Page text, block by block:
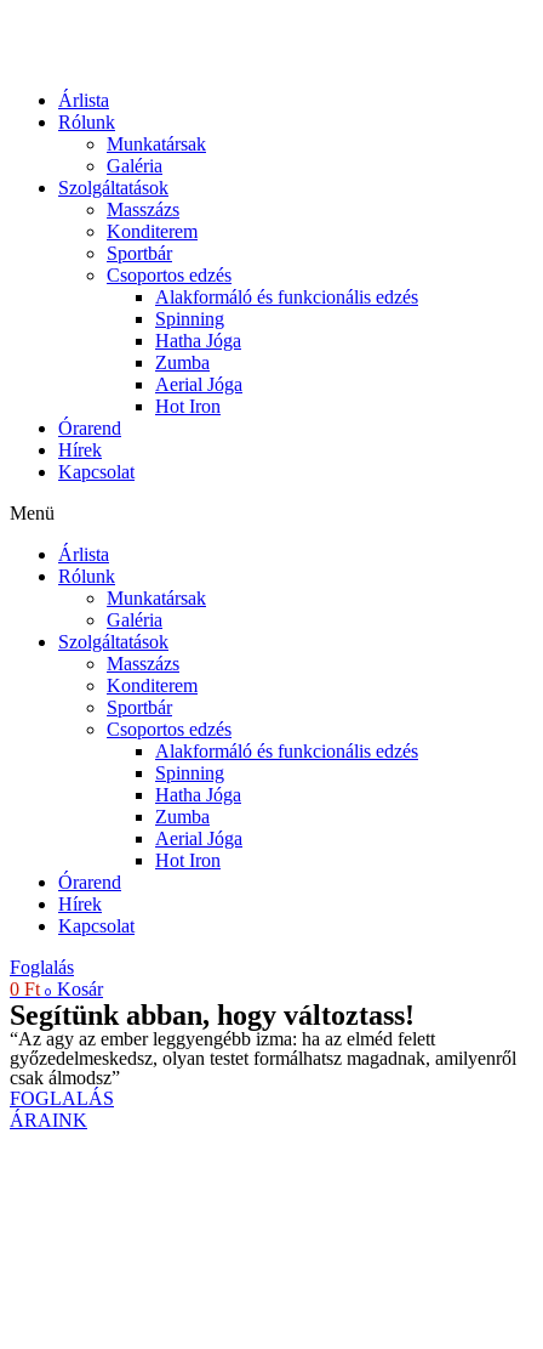
Árlista
Rólunk
Munkatársak
Galéria
Szolgáltatások
Masszázs
Konditerem
Sportbár
Csoportos edzés
Alakformáló és funkcionális edzés
Spinning
Hatha Jóga
Zumba
Aerial Jóga
Hot Iron
Órarend
Hírek
Kapcsolat
Menü
Árlista
Rólunk
Munkatársak
Galéria
Szolgáltatások
Masszázs
Konditerem
Sportbár
Csoportos edzés
Alakformáló és funkcionális edzés
Spinning
Hatha Jóga
Zumba
Aerial Jóga
Hot Iron
Órarend
Hírek
Kapcsolat
Foglalás
0 Ft 0 Kosár
Segítünk abban, hogy változtass!
“Az agy az ember leggyengébb izma: ha az elméd felett
győzedelmeskedsz, olyan testet formálhatsz magadnak, amilyenről
csak álmodsz”
FOGLALÁS
ÁRAINK